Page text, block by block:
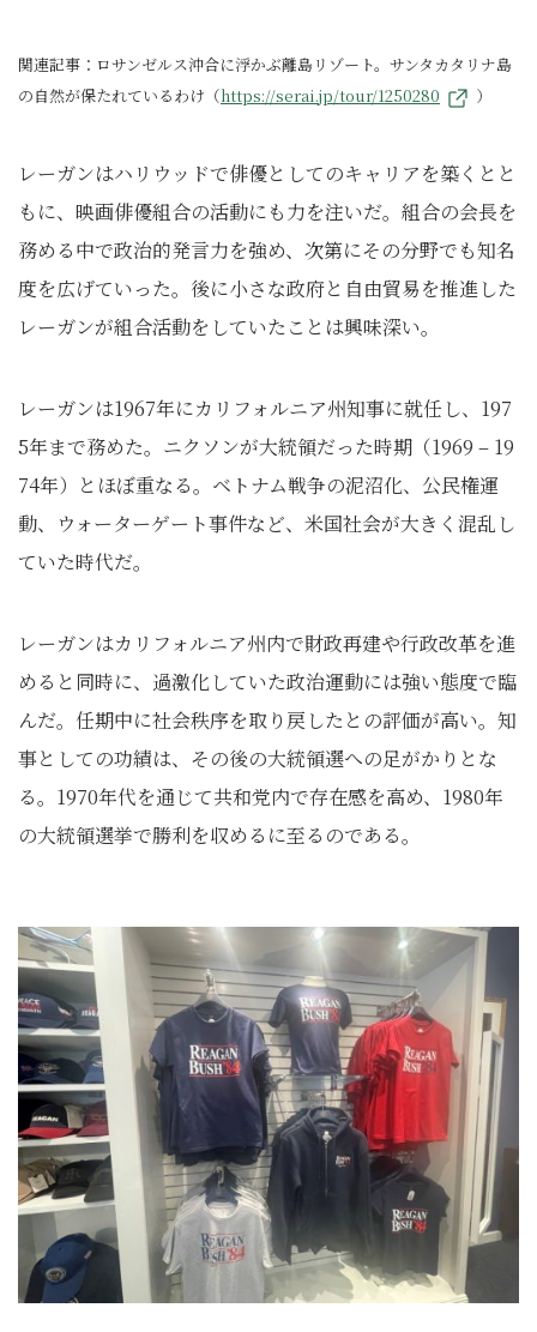
関連記事：ロサンゼルス沖合に浮かぶ離島リゾート。サンタカタリナ島
の自然が保たれているわけ（https://serai.jp/tour/1250280 ）
レーガンはハリウッドで俳優としてのキャリアを築くとと
もに、映画俳優組合の活動にも力を注いだ。組合の会長を
務める中で政治的発言力を強め、次第にその分野でも知名
度を広げていった。後に小さな政府と自由貿易を推進した
レーガンが組合活動をしていたことは興味深い。
レーガンは1967年にカリフォルニア州知事に就任し、197
5年まで務めた。ニクソンが大統領だった時期（1969 – 19
74年）とほぼ重なる。ベトナム戦争の泥沼化、公民権運
動、ウォーターゲート事件など、米国社会が大きく混乱し
ていた時代だ。
レーガンはカリフォルニア州内で財政再建や行政改革を進
めると同時に、過激化していた政治運動には強い態度で臨
んだ。任期中に社会秩序を取り戻したとの評価が高い。知
事としての功績は、その後の大統領選への足がかりとな
る。1970年代を通じて共和党内で存在感を高め、1980年
の大統領選挙で勝利を収めるに至るのである。